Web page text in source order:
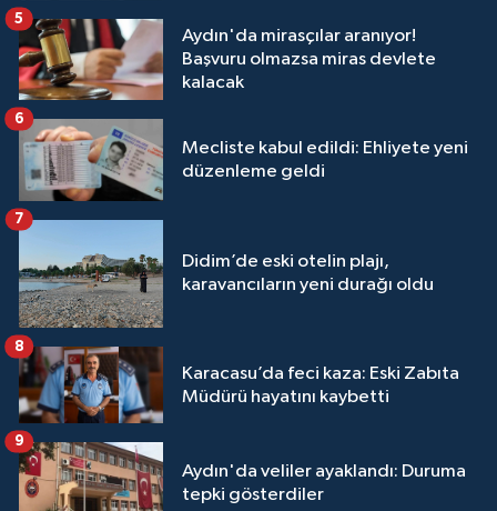
Aydın'da mirasçılar aranıyor!
Başvuru olmazsa miras devlete
kalacak
5
Mecliste kabul edildi: Ehliyete yeni
düzenleme geldi
6
Didim’de eski otelin plajı,
karavancıların yeni durağı oldu
7
Karacasu’da feci kaza: Eski Zabıta
Müdürü hayatını kaybetti
8
Aydın'da veliler ayaklandı: Duruma
tepki gösterdiler
9